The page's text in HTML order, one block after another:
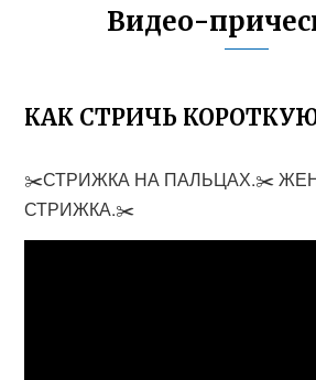
Видео-
КАК СТРИЧЬ
✂️СТРИЖКА НА ПАЛЬЦАХ.✂️
СТРИЖКА.✂️